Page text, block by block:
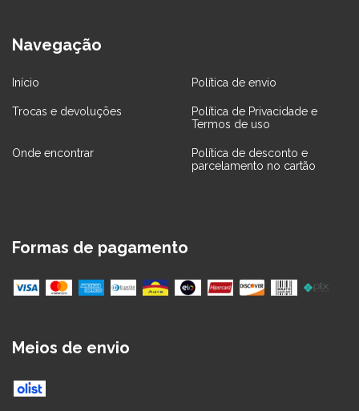
Navegação
Início Política de envio
Trocas e devoluções
Política de Privacidade e
Termos de uso
Onde encontrar
Política de desconto e
parcelamento no cartão
Formas de pagamento
Meios de envio